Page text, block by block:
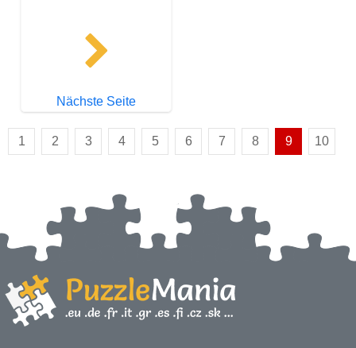
Nächste Seite
1 2 3 4 5 6 7 8 9 10